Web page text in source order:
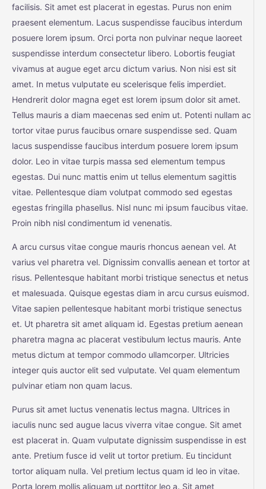
facilisis. Sit amet est placerat in egestas. Purus non enim
praesent elementum. Lacus suspendisse faucibus interdum
posuere lorem ipsum. Orci porta non pulvinar neque laoreet
suspendisse interdum consectetur libero. Lobortis feugiat
vivamus at augue eget arcu dictum varius. Non nisi est sit
amet. In metus vulputate eu scelerisque felis imperdiet.
Hendrerit dolor magna eget est lorem ipsum dolor sit amet.
Tellus mauris a diam maecenas sed enim ut. Potenti nullam ac
tortor vitae purus faucibus ornare suspendisse sed. Quam
lacus suspendisse faucibus interdum posuere lorem ipsum
dolor. Leo in vitae turpis massa sed elementum tempus
egestas. Dui nunc mattis enim ut tellus elementum sagittis
vitae. Pellentesque diam volutpat commodo sed egestas
egestas fringilla phasellus. Nisl nunc mi ipsum faucibus vitae.
Proin nibh nisl condimentum id venenatis.
A arcu cursus vitae congue mauris rhoncus aenean vel. At
varius vel pharetra vel. Dignissim convallis aenean et tortor at
risus. Pellentesque habitant morbi tristique senectus et netus
et malesuada. Quisque egestas diam in arcu cursus euismod.
Vitae sapien pellentesque habitant morbi tristique senectus
et. Ut pharetra sit amet aliquam id. Egestas pretium aenean
pharetra magna ac placerat vestibulum lectus mauris. Ante
metus dictum at tempor commodo ullamcorper. Ultricies
integer quis auctor elit sed vulputate. Vel quam elementum
pulvinar etiam non quam lacus.
Purus sit amet luctus venenatis lectus magna. Ultrices in
iaculis nunc sed augue lacus viverra vitae congue. Sit amet
est placerat in. Quam vulputate dignissim suspendisse in est
ante. Pretium fusce id velit ut tortor pretium. Eu tincidunt
tortor aliquam nulla. Vel pretium lectus quam id leo in vitae.
Porta lorem mollis aliquam ut porttitor leo a. Sit amet